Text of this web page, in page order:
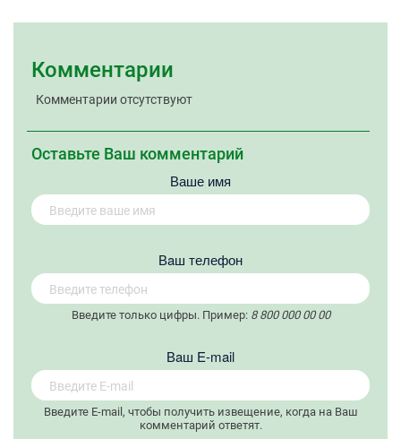
Комментарии
Комментарии отсутствуют
Оставьте Ваш комментарий
Ваше имя
Вaш телефон
Введите только цифры. Пример: 8 800 000 00 00
Вaш E-mail
Введите E-mail, чтобы получить извещение, когда на Ваш
комментарий ответят.